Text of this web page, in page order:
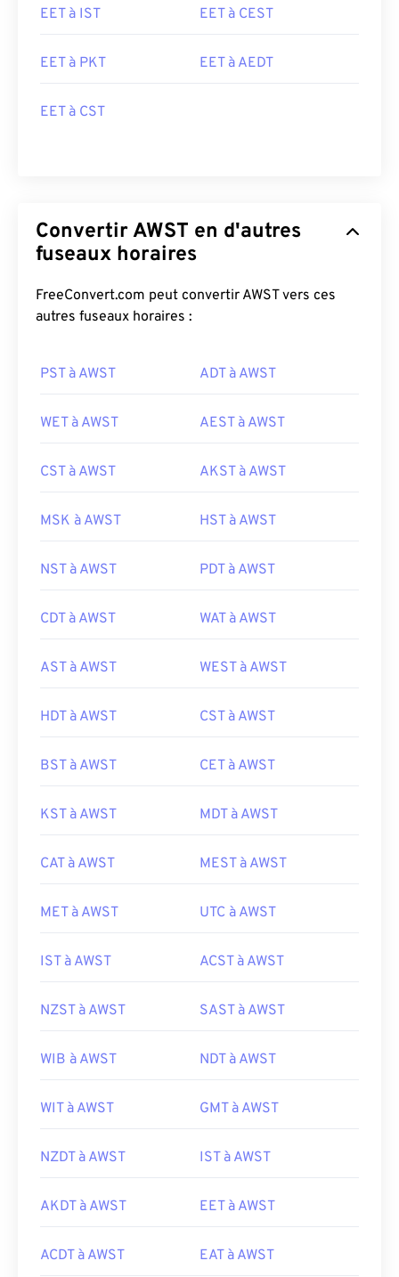
EET à IST EET à CEST
EET à PKT EET à AEDT
EET à CST
Convertir AWST en d'autres
fuseaux horaires
FreeConvert.com peut convertir AWST vers ces
autres fuseaux horaires :
PST à AWST ADT à AWST
WET à AWST AEST à AWST
CST à AWST AKST à AWST
MSK à AWST HST à AWST
NST à AWST PDT à AWST
CDT à AWST WAT à AWST
AST à AWST WEST à AWST
HDT à AWST CST à AWST
BST à AWST CET à AWST
KST à AWST MDT à AWST
CAT à AWST MEST à AWST
MET à AWST UTC à AWST
IST à AWST ACST à AWST
NZST à AWST SAST à AWST
WIB à AWST NDT à AWST
WIT à AWST GMT à AWST
NZDT à AWST IST à AWST
AKDT à AWST EET à AWST
ACDT à AWST EAT à AWST